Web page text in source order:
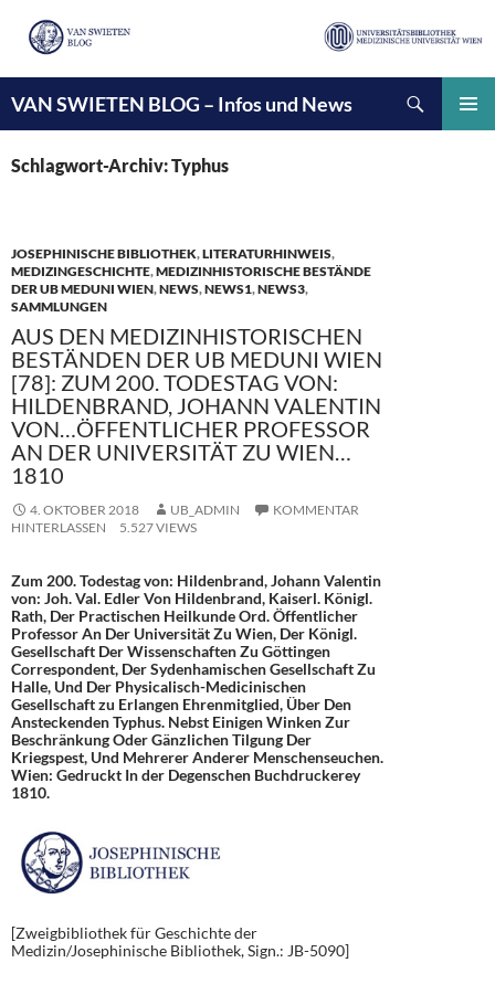
VAN SWIETEN BLOG – Infos und News
INHALT
SPRINGEN
Schlagwort-Archiv: Typhus
JOSEPHINISCHE BIBLIOTHEK,LITERATURHINWEIS,
MEDIZINGESCHICHTE,MEDIZINHISTORISCHE BESTÄNDE
DER UB MEDUNI WIEN,NEWS,NEWS1,NEWS3,
SAMMLUNGEN
AUS DEN MEDIZINHISTORISCHEN
BESTÄNDEN DER UB MEDUNI WIEN
[78]: ZUM 200. TODESTAG VON:
HILDENBRAND, JOHANN VALENTIN
VON…ÖFFENTLICHER PROFESSOR
AN DER UNIVERSITÄT ZU WIEN…
1810
4. OKTOBER 2018 UB_ADMIN
KOMMENTAR
HINTERLASSEN
5.527 VIEWS
Zum 200. Todestag von: Hildenbrand, Johann Valentin
von: Joh. Val. Edler Von Hildenbrand, Kaiserl. Königl.
Rath, Der Practischen Heilkunde Ord. Öffentlicher
Professor An Der Universität Zu Wien, Der Königl.
Gesellschaft Der Wissenschaften Zu Göttingen
Correspondent, Der Sydenhamischen Gesellschaft Zu
Halle, Und Der Physicalisch-Medicinischen
Gesellschaft zu Erlangen Ehrenmitglied, Über Den
Ansteckenden Typhus. Nebst Einigen Winken Zur
Beschränkung Oder Gänzlichen Tilgung Der
Kriegspest, Und Mehrerer Anderer Menschenseuchen.
Wien: Gedruckt In der Degenschen Buchdruckerey
1810.
[Zweigbibliothek für Geschichte der
Medizin/Josephinische Bibliothek, Sign.: JB-5090]